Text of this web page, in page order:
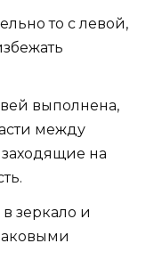
то с левой,
выполнена,
между
на
зеркало и